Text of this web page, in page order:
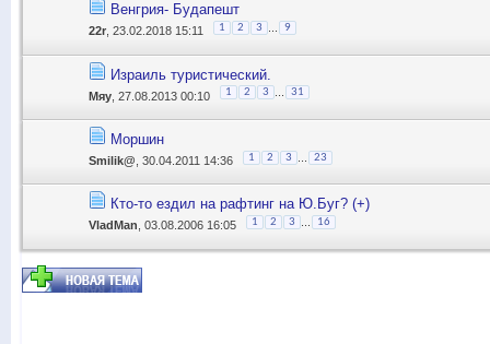
Венгрия- Будапешт
22r , 23.02.2018 15:11 1 2 3 9
Израиль туристический.
Мяу , 27.08.2013 00:10 1 2 3 31
Моршин
Smilik@ , 30.04.2011 14:36 1 2 3 23
Кто-то ездил на рафтинг на Ю.Буг? (+)
VladMan , 03.08.2006 16:05 1 2 3 16